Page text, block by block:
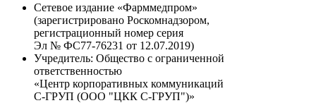
Сетевое издание «Фарммедпром»
(зарегистрировано Роскомнадзором,
регистрационный номер серия
Эл № ФС77-76231 от 12.07.2019)
Учредитель: Общество с ограниченной
ответственностью
«Центр корпоративных коммуникаций
С-ГРУП (ООО "ЦКК С-ГРУП")»